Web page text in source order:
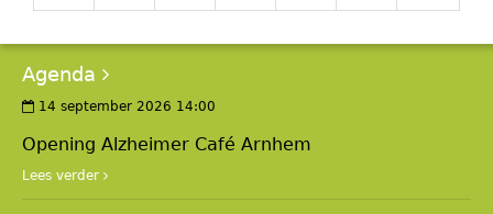
Agenda
14 september 2026 14:00
Opening Alzheimer Café Arnhem
Lees verder